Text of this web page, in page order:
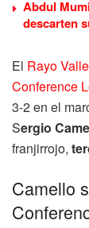
Abdul
descarten
El Rayo
Conference
3-2 en el
Sergio
franjirrojo,
Camello